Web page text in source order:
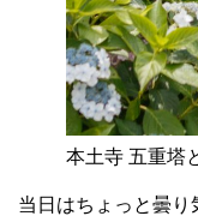
本土寺 五重塔
当日はちょっと曇り